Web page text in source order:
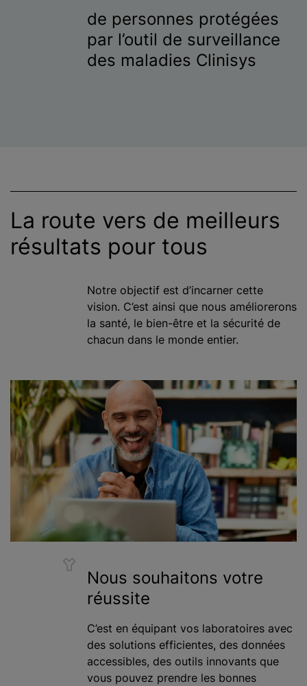
de personnes protégées
par l’outil de surveillance
des maladies Clinisys
La route vers de meilleurs
résultats pour tous
Notre objectif est d’incarner cette
vision. C’est ainsi que nous améliorerons
la santé, le bien-être et la sécurité de
chacun dans le monde entier.
Nous souhaitons votre
réussite
C’est en équipant vos laboratoires avec
des solutions efficientes, des données
accessibles, des outils innovants que
vous pouvez prendre les bonnes